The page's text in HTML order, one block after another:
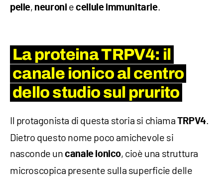
pelle, neuroni ecellule immunitarie.
La proteina TRPV4: il
canale ionico al centro
dello studio sul prurito
Il protagonista di questa storia si chiama TRPV4.
Dietro questo nome poco amichevole si
nasconde uncanale ionico, cioè una struttura
microscopica presente sulla superficie delle